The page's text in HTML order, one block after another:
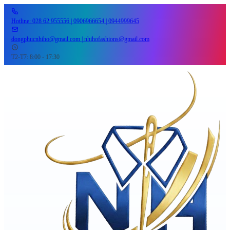
Hotline: 028 62 955556 | 0906966654 | 0944999645
dongphucnhiho@gmail.com | nhihofashions@gmail.com
T2-T7: 8:00 - 17:30